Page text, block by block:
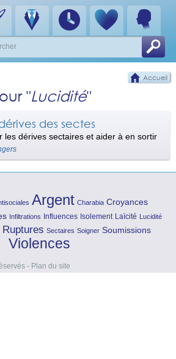
Accueil
"Lucidité"
des sectes
les dérives sectaires et aider à en sortir
Argent Charabia Croyances
Infiltrations Influences Isolement Laïcité Lucidité
Ruptures Sectaires Soigner Soumissions
Violences
- Plan du site